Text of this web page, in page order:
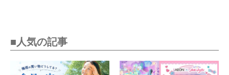
■人気の記事